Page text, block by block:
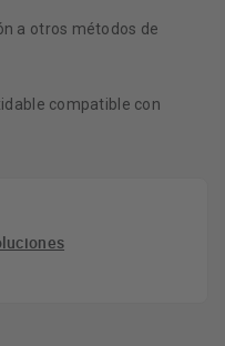
a otros métodos de
compatible con